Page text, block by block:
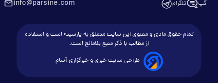
گپ تلگرام info@parsine.com
تمام حقوق مادی و معنوی این سایت متعلق به پارسینه است و استفاده
از مطالب با ذکر منبع بلامانع است.
طراحی سایت خبری و خبرگزاری آسام